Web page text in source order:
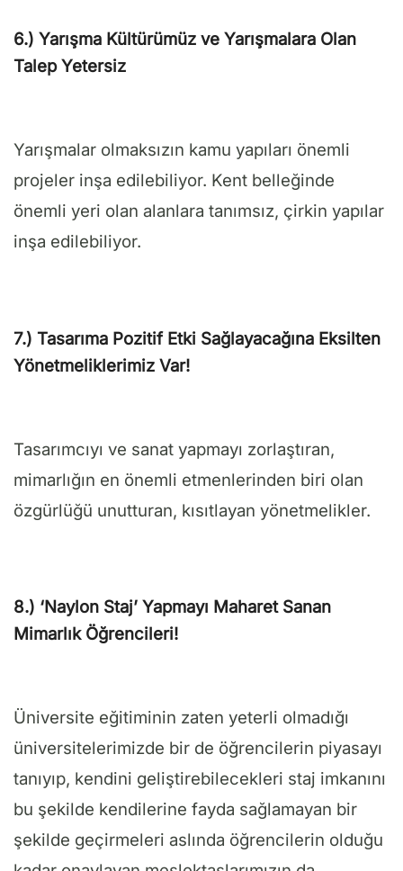
6.) Yarışma Kültürümüz ve Yarışmalara Olan
Talep Yetersiz
Yarışmalar olmaksızın kamu yapıları önemli
projeler inşa edilebiliyor. Kent belleğinde
önemli yeri olan alanlara tanımsız, çirkin yapılar
inşa edilebiliyor.
7.) Tasarıma Pozitif Etki Sağlayacağına Eksilten
Yönetmeliklerimiz Var!
Tasarımcıyı ve sanat yapmayı zorlaştıran,
mimarlığın en önemli etmenlerinden biri olan
özgürlüğü unutturan, kısıtlayan yönetmelikler.
8.) ‘Naylon Staj’ Yapmayı Maharet Sanan
Mimarlık Öğrencileri!
Üniversite eğitiminin zaten yeterli olmadığı
üniversitelerimizde bir de öğrencilerin piyasayı
tanıyıp, kendini geliştirebilecekleri staj imkanını
bu şekilde kendilerine fayda sağlamayan bir
şekilde geçirmeleri aslında öğrencilerin olduğu